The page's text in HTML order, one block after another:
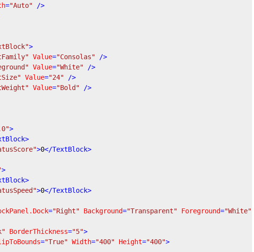
="Auto" />
>
Value="Consolas" />
Value="White" />
Value="24" />
Value="Bold" />
>
>
>0</TextBlock>
>
>
>0</TextBlock>
="Right" Background="Transparent" Foreground="White"
BorderThickness="5">
="True" Width="400" Height="400">